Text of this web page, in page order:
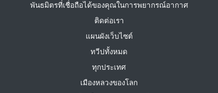
พันธมิตรที่เชื่อถือได้ของคุณในการพยากรณ์อากาศ
ติดต่อเรา
แผนผังเว็บไซต์
ทวีปทั้งหมด
ทุกประเทศ
เมืองหลวงของโลก